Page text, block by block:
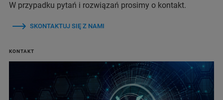
W przypadku pytań i rozwiązań prosimy o kontakt.
SKONTAKTUJ SIĘ Z NAMI
KONTAKT